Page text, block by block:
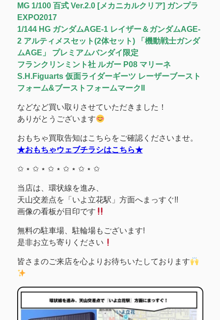
MG 1/100 百式 Ver.2.0 [メカニカルクリア] ガンプラ
EXPO2017
1/144 HG ガンダムAGE-1 レイザー＆ガンダムAGE-
2 アルティメスセット(2体セット) 「機動戦士ガンダ
ムAGE」 プレミアムバンダイ限定
フランクリンミント社 ルガー P08 マリーネ
S.H.Figuarts 仮面ライダーギーツ レーザーブースト
フォーム&ブーストフォームマークII
などなど買い取りさせていただきました！
ありがとうございます
おもちゃ買取告知はこちらをご確認くださいませ。
★おもちゃウェブチラシはこちら★
✩ ⋆ ✩ ⋆ ✩ ⋆ ✩ ⋆ ✩ ⋆ ✩
当店は、環状線を進み、
天山交差点を「いよ立花駅」方面へまっすぐ!!
画像の看板が目印です
無料の駐車場、駐輪場もございます!
是非お立ち寄りください
皆さまのご来店を心よりお待ちいたしております